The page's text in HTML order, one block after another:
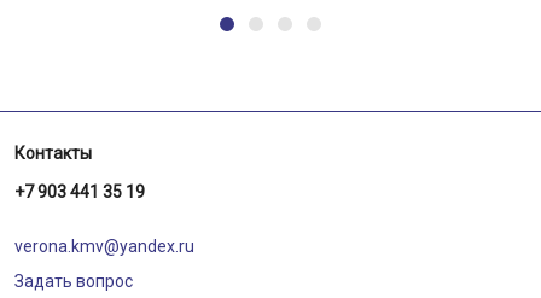
Контакты
+7 903 441 35 19
verona.kmv@yandex.ru
Задать вопрос